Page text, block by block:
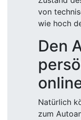
von
wie hoch
Den
Natürlich
zum